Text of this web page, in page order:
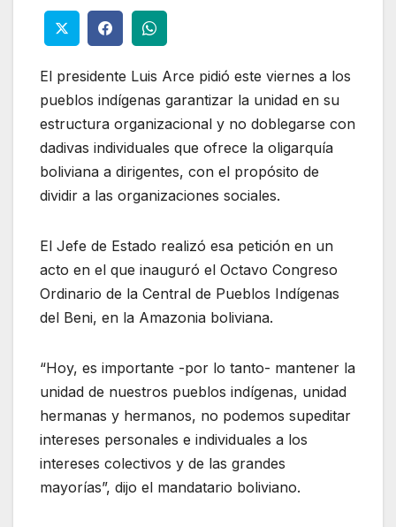
El presidente Luis Arce pidió este viernes a los
pueblos indígenas garantizar la unidad en su
estructura organizacional y no doblegarse con
dadivas individuales que ofrece la oligarquía
boliviana a dirigentes, con el propósito de
dividir a las organizaciones sociales.
El Jefe de Estado realizó esa petición en un
acto en el que inauguró el Octavo Congreso
Ordinario de la Central de Pueblos Indígenas
del Beni, en la Amazonia boliviana.
“Hoy, es importante -por lo tanto- mantener la
unidad de nuestros pueblos indígenas, unidad
hermanas y hermanos, no podemos supeditar
intereses personales e individuales a los
intereses colectivos y de las grandes
mayorías”, dijo el mandatario boliviano.